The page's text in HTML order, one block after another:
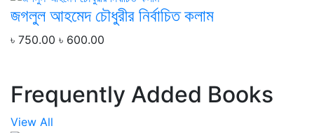
জগলুল আহমেদ চৌধুরীর নির্বাচিত কলাম
৳ 750.00 ৳ 600.00
Frequently Added Books
View All